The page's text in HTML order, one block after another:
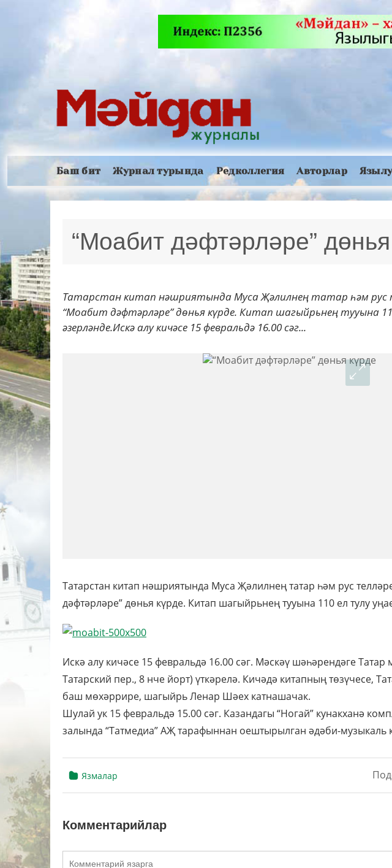
Баш бит Журнал турында Редколлегия Авторлар
“Моабит дәфтәрләре”
Татарстан китап нәшриятында Муса Җәлилнең татар һәм рус
“Моабит дәфтәрләре” дөнья күрде. Китап шагыйрьнең тууына
әзерләнде.Искә алу кичәсе 15 февральдә 16.00 сәг...
Татарстан китап нәшриятында Муса Җәлилнең татар һәм рус
дәфтәрләре” дөнья күрде. Китап шагыйрьнең тууына 110 ел тулу
Искә алу кичәсе 15 февральдә 16.00 сәг. Мәскәү шәһәрендәге
Татарский пер., 8 нче йорт) үткәрелә. Кичәдә китапның төзүчесе,
баш мөхәррире, шагыйрь Ленар Шәех катнашачак.
Шулай ук 15 февральдә 15.00 сәг. Казандагы “Ногай” кунакханә
залында “Татмедиа” АҖ тарафыннан оештырылган әдәби-музыкаль
Язмалар
Комментарийлар